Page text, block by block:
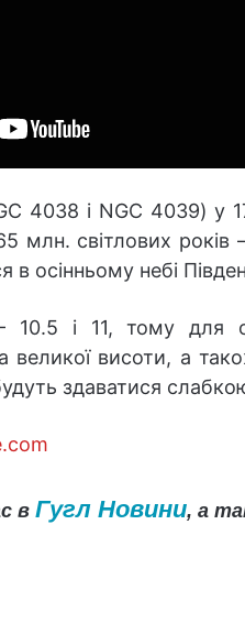
4038 і NGC 4039) у
млн. світлових років
в осінньому небі
10.5 і 11, тому для
великої висоти, а
здаватися
в Гугл Новини, а